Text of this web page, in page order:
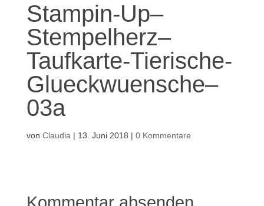
Stampin-Up–
Stempelherz–
Taufkarte-Tierische-
Glueckwuensche–
03a
von Claudia | 13. Juni 2018 | 0 Kommentare